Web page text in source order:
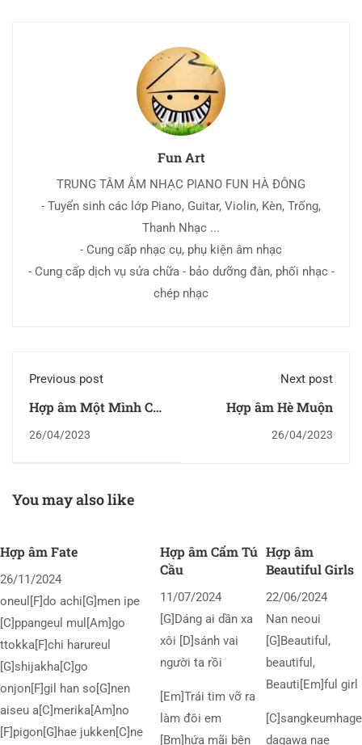
Fun Art
TRUNG TÂM ÂM NHẠC PIANO FUN HÀ ĐÔNG
- Tuyển sinh các lớp Piano, Guitar, Violin, Kèn, Trống,
Thanh Nhạc ...
- Cung cấp nhạc cụ, phụ kiện âm nhạc
- Cung cấp dịch vụ sửa chữa - bảo dưỡng đàn, phối nhạc -
chép nhạc
Previous post
Hợp âm Một Mình Cô
Người Mong Em)
26/04/2023
Next post
Hợp âm Hè Muộn
26/04/2023
You may also like
Hợp âm Fate
26/11/2024
oneul[F]do achi[G]men ipe
[C]ppangeul mul[Am]go
ttokka[F]chi harureul
[G]shijakha[C]go
onjon[F]gil han so[G]nen
aiseu a[C]merika[Am]no
[F]pigon[G]hae jukken[C]ne
Hợp âm Cẩm Tú
Cầu
11/07/2024
[G]Dáng ai dần xa
xôi [D]sánh vai
người ta rồi
[Em]Trái tim vỡ ra
làm đôi em
[Bm]hứa mãi bên
Hợp âm
Beautiful Girls
22/06/2024
Nan neoui
[G]Beautiful,
beautiful,
Beauti[Em]ful girl
[C]sangkeumhage
dagawa nae